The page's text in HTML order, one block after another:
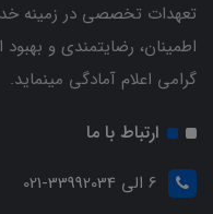
تعهدات تخصصی در زمینه
اطمینان، رضایتمندی و
گرامی اعلام آمادگی مینماید.
ارتباط با ما
6 الی 33992034-021